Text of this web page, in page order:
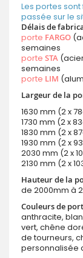
Les portes
passée sur le
Délais de
porte FARGO
semaines
porte STA
semaines
porte LIM
Largeur de la
1630 mm (2 x
1730 mm (2 x
1830 mm (2 x
1930 mm (2 x
2030 mm (2 x
2130 mm (2 x
Hauteur de la
de 2000mm à
Couleurs de
anthracite,
vert, chêne
de tourneurs,
personnalisée